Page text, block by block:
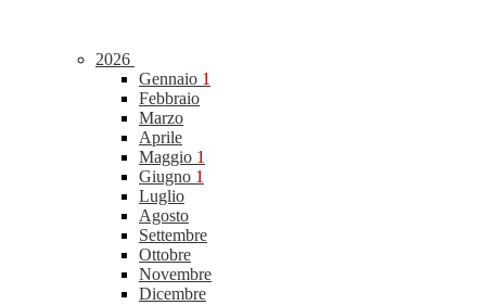
2026
Gennaio 1
Febbraio
Marzo
Aprile
Maggio 1
Giugno 1
Luglio
Agosto
Settembre
Ottobre
Novembre
Dicembre